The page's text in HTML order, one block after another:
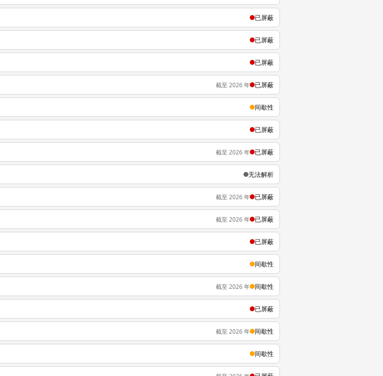
已屏蔽
已屏蔽
已屏蔽
截至 2026 年 已屏蔽
间歇性
已屏蔽
截至 2026 年 已屏蔽
无法解析
截至 2026 年 已屏蔽
截至 2026 年 已屏蔽
已屏蔽
间歇性
截至 2026 年 间歇性
已屏蔽
截至 2026 年 间歇性
间歇性